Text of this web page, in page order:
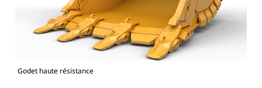
Godet haute résistance